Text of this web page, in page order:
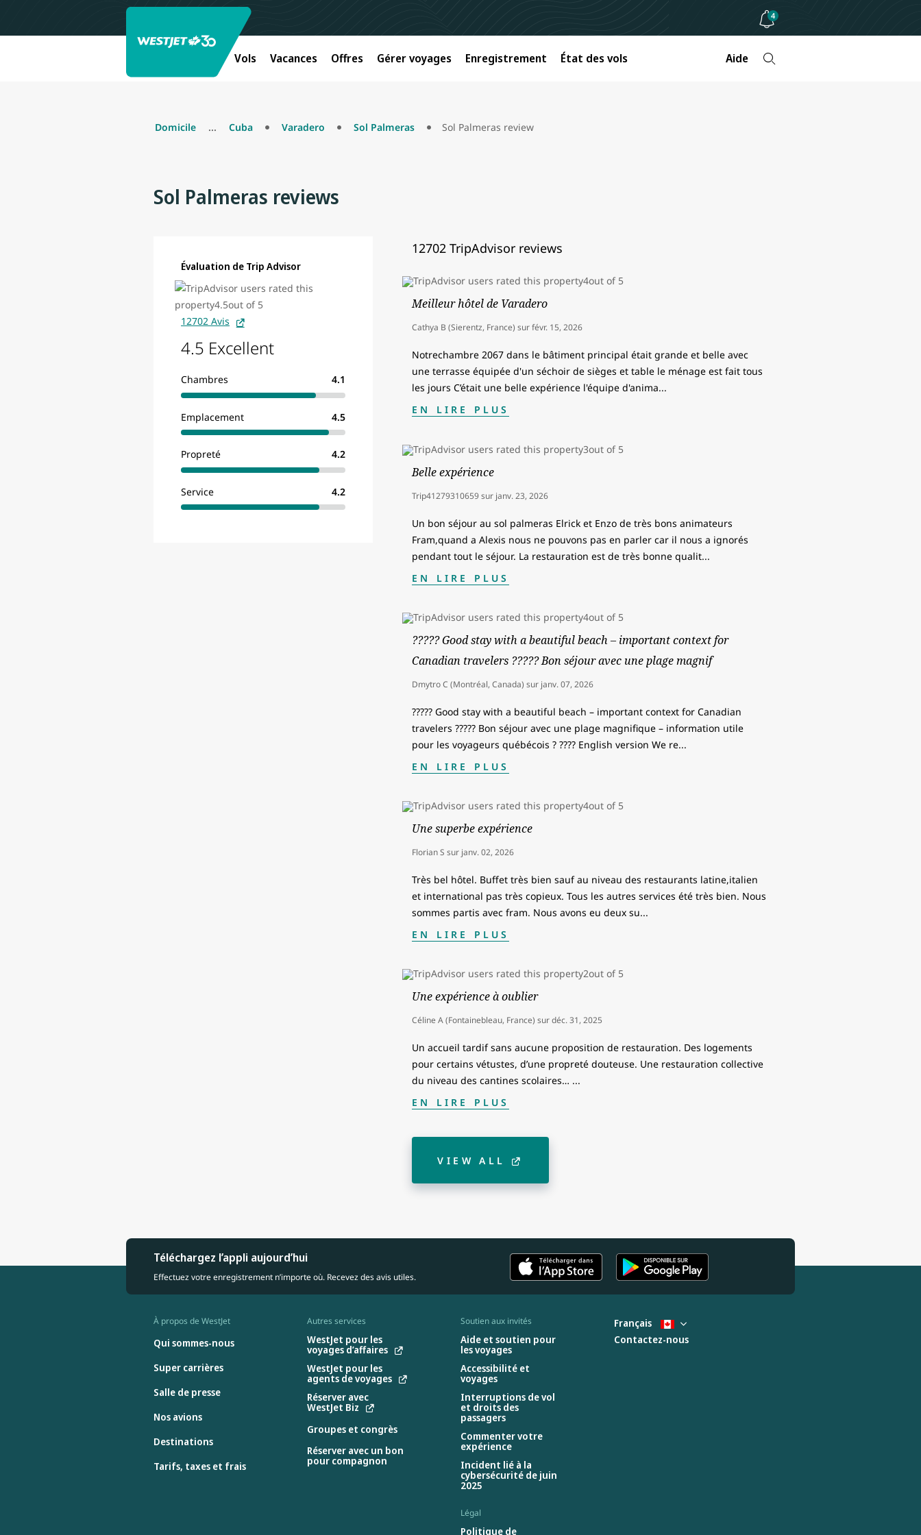
4
Vols Vacances Offres Gérer voyages Enregistrement État des vols Aide
Domicile ... Cuba Varadero Sol Palmeras Sol Palmeras review
Sol Palmeras reviews
Évaluation de Trip Advisor
12702 Avis
4.5 Excellent
Chambres 4.1
Emplacement 4.5
Propreté 4.2
Service 4.2
12702 TripAdvisor reviews
Meilleur hôtel de Varadero
Cathya B (Sierentz, France) surfévr. 15, 2026
Notrechambre 2067 dans le bâtiment principal était grande et belle avec
une terrasse équipée d'un séchoir de sièges et table le ménage est fait tous
les jours C’était une belle expérience l'équipe d'anima...
EN LIRE PLUS
Belle expérience
Trip41279310659sur janv. 23, 2026
Un bon séjour au sol palmeras Elrick et Enzo de très bons animateurs
Fram,quand a Alexis nous ne pouvons pas en parler car il nous a ignorés
pendant tout le séjour. La restauration est de très bonne qualit...
EN LIRE PLUS
????? Good stay with a beautiful beach – important context for
Canadian travelers ????? Bon séjour avec une plage magnif
Dmytro C (Montréal, Canada) sur janv. 07, 2026
????? Good stay with a beautiful beach – important context for Canadian
travelers ????? Bon séjour avec une plage magnifique – information utile
pour les voyageurs québécois ? ???? English version We re...
EN LIRE PLUS
Une superbe expérience
Florian S sur janv. 02, 2026
Très bel hôtel. Buffet très bien sauf au niveau des restaurants latine,italien
et international pas très copieux. Tous les autres services été très bien. Nous
sommes partis avec fram. Nous avons eu deux su...
EN LIRE PLUS
Une expérience à oublier
Céline A (Fontainebleau, France) surdéc. 31, 2025
Un accueil tardif sans aucune proposition de restauration. Des logements
pour certains vétustes, d’une propreté douteuse. Une restauration collective
du niveau des cantines scolaires… ...
EN LIRE PLUS
VIEW ALL
Téléchargez l’appli aujourd’hui
Effectuez votre enregistrement n’importe où. Recevez des avis utiles.
À propos de WestJet
Qui sommes-nous
Super carrières
Salle de presse
Nos avions
Destinations
Tarifs, taxes et frais
Autres services
WestJet pour les
voyages d’affaires
WestJet pour les
agents de voyages
Réserver avec
WestJet Biz
Groupes et congrès
Réserver avec un bon
pour compagnon
Soutien aux invités
Aide et soutien pour
les voyages
Accessibilité et
voyages
Interruptions de vol
et droits des
passagers
Commenter votre
expérience
Incident lié à la
cybersécurité de juin
2025
Légal
Politique de
Français
Contactez-nous